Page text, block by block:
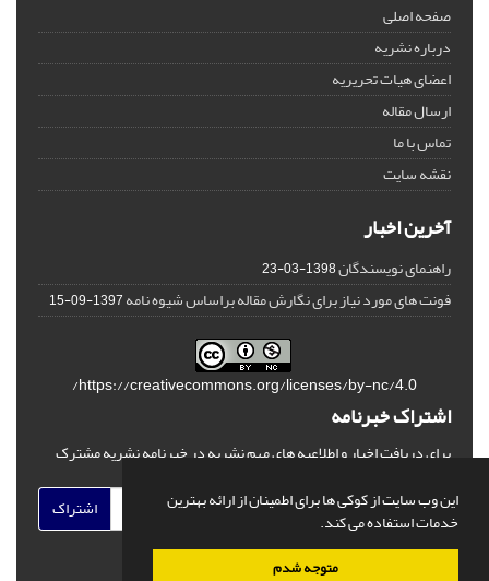
این وب سایت از کوکی ها برای اطمینان از ارائه بهترین
خدمات استفاده می کند.
متوجه شدم
صفحه اصلی
درباره نشریه
اعضای هیات تحریریه
ارسال مقاله
تماس با ما
نقشه سایت
آخرین اخبار
راهنمای نویسندگان1398-03-23
فونت های مورد نیاز برای نگارش مقاله براساس شیوه نامه1397-09-15
https://creativecommons.org/licenses/by-nc/4.0/
اشتراک خبرنامه
برای دریافت اخبار و اطلاعیه های مهم نشریه در خبرنامه نشریه مشترک
اشتراک